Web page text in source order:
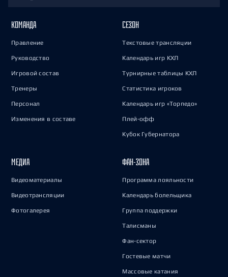
КОМАНДА
Правление
Руководство
Игровой состав
Тренеры
Персонал
Изменения в составе
СЕЗОН
Текстовые трансляции
Календарь игр КХЛ
Турнирные таблицы КХЛ
Статистика игроков
Календарь игр «Торпедо»
Плей-офф
Кубок Губернатора
МЕДИА
Видеоматериалы
Видеотрансляции
Фотогалерея
ФАН-ЗОНА
Программа лояльности
Календарь болельщика
Группа поддержки
Талисманы
Фан-сектор
Гостевые матчи
Массовые катания